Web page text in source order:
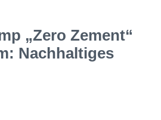
„Zero Zement“
Nachhaltiges